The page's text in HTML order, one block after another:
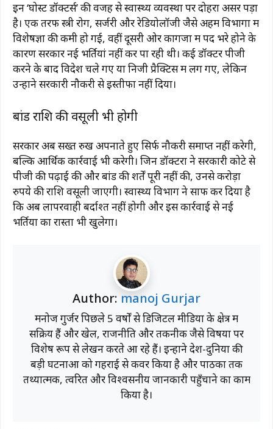
इन ‘घोस्ट डॉक्टर्स’ की वजह से स्वास्थ्य व्यवस्था पर दोहरा असर पड़ा
है। एक तरफ स्त्री रोग, सर्जरी और रेडियोलॉजी जैसे अहम विभागों में
विशेषज्ञों की कमी हो गई, वहीं दूसरी ओर कागजों में पद भरे होने के
कारण सरकार नई भर्तियां नहीं कर पा रही थी। कई डॉक्टर पीजी
करने के बाद विदेश चले गए या निजी प्रैक्टिस में लग गए, लेकिन
उन्होंने सरकारी नौकरी से इस्तीफा नहीं दिया।
बांड राशि की वसूली भी होगी
सरकार अब सख्त रुख अपनाते हुए सिर्फ नौकरी समाप्त नहीं करेगी,
बल्कि आर्थिक कार्रवाई भी करेगी। जिन डॉक्टरों ने सरकारी कोटे से
पीजी की पढ़ाई की और बांड की शर्तें पूरी नहीं की, उनसे करोड़ों
रुपये की राशि वसूली जाएगी। स्वास्थ्य विभाग ने साफ कर दिया है
कि अब लापरवाही बर्दाश्त नहीं होगी और इस कार्रवाई से नई
भर्तियों का रास्ता भी खुलेगा।
Author: manoj Gurjar
मनोज गुर्जर पिछले 5 वर्षों से डिजिटल मीडिया के क्षेत्र में
सक्रिय हैं और खेल, राजनीति और तकनीक जैसे विषयों पर
विशेष रूप से लेखन करते आ रहे हैं। इन्होंने देश-दुनिया की
बड़ी घटनाओं को गहराई से कवर किया है और पाठकों तक
तथ्यात्मक, त्वरित और विश्वसनीय जानकारी पहुँचाने का काम
किया है।